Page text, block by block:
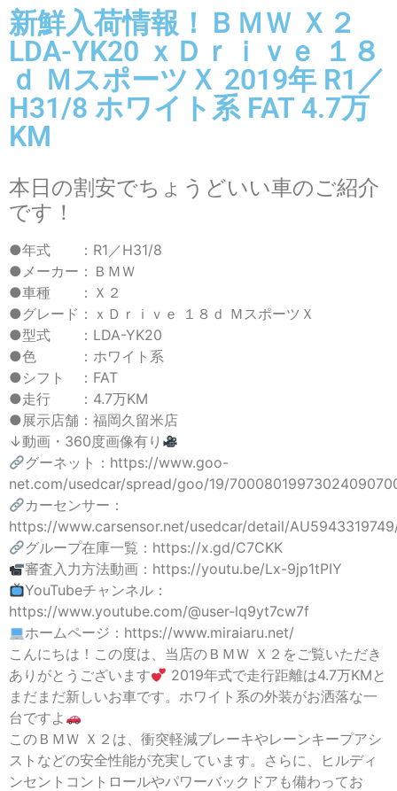
新鮮入荷情報！ＢＭＷ Ｘ２
LDA-YK20 ｘＤｒｉｖｅ １８
ｄ ＭスポーツＸ 2019年 R1／
H31/8 ホワイト系 FAT 4.7万
KM
本日の割安でちょうどいい車のご紹介
です！
●年式 ：R1／H31/8
●メーカー：ＢＭＷ
●車種 ：Ｘ２
●グレード：ｘＤｒｉｖｅ １８ｄ ＭスポーツＸ
●型式 ：LDA-YK20
●色 ：ホワイト系
●シフト ：FAT
●走行 ：4.7万KM
●展示店舗：福岡久留米店
↓動画・360度画像有り
グーネット：https://www.goo-
net.com/usedcar/spread/goo/19/
カーセンサー：
https://www.carsensor.net/usedcar/detail/
グループ在庫一覧：https://x.gd/C7CKK
審査入力方法動画：https://youtu.be/Lx-9jp1tPIY
YouTubeチャンネル：
https://www.youtube.com/@user-lq9yt7cw7f
ホームページ：https://www.miraiaru.net/
こんにちは！この度は、当店のＢＭＷ Ｘ２をご覧いただき
ありがとうございます
2019年式で走行距離は4.7万KMと
まだまだ新しいお車です。ホワイト系の外装がお洒落な一
台ですよ
このＢＭＷ Ｘ２は、衝突軽減ブレーキやレーンキープアシ
ストなどの安全性能が充実しています。さらに、ヒルディ
ンセントコントロールやパワーバックドアも備わってお